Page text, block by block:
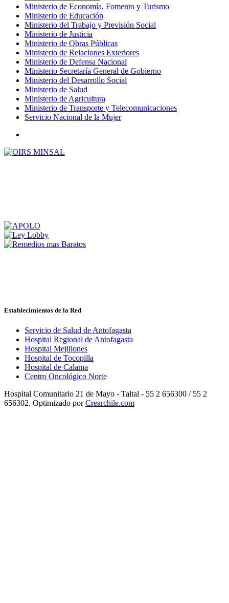
Ministerio de Economía, Fomento y Turismo
Ministerio de Educación
Ministerio del Trabajo y Previsión Social
Ministerio de Justicia
Ministerio de Obras Públicas
Ministerio de Relaciones Exteriores
Ministerio de Defensa Nacional
Ministerio Secretaría General de Gobierno
Ministerio del Desarrollo Social
Ministerio de Salud
Ministerio de Agricultura
Ministerio de Transporte y Telecomunicaciones
Servicio Nacional de la Mujer
Establecimientos de la Red
Servicio de Salud de Antofagasta
Hospital Regional de Antofagasta
Hospital Mejillones
Hospital de Tocopilla
Hospital de Calama
Centro Oncológico Norte
Hospital Comunitario 21 de Mayo - Taltal - 55 2 656300 / 55 2
656302. Optimizado porCrearchile.com